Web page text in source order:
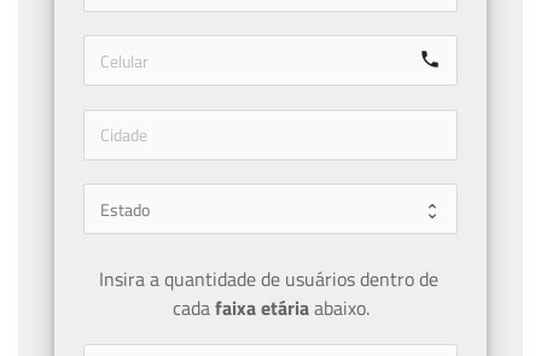
call
Insira a quantidade de usuários dentro de
cada faixa etária abaixo.